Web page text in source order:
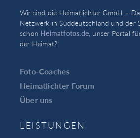
Wir sind die Heimatlichter GmbH –
Netzwerk in Süddeutschland und der
schon Heimatfotos.de , unser Portal
der Heimat?
Foto-Coaches
Heimatlichter Forum
Über uns
LEISTUNGEN